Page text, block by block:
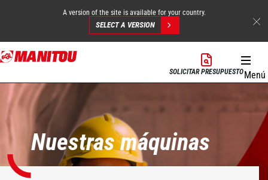
Pasar
al
principal
A version of the site is available for your country.
SELECT A VERSION
SOLICITAR PRESUPUESTOMenú
Nuestras máquinas